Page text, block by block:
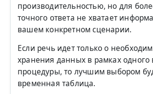
производительностью, но для
точного ответа не хватает
вашем конкретном сценарии.
Если речь идет только о
хранения данных в рамках одного
процедуры, то лучшим выбором
временная таблица.